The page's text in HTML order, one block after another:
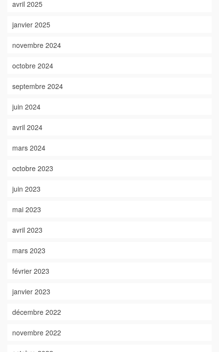
avril 2025
janvier 2025
novembre 2024
octobre 2024
septembre 2024
juin 2024
avril 2024
mars 2024
octobre 2023
juin 2023
mai 2023
avril 2023
mars 2023
février 2023
janvier 2023
décembre 2022
novembre 2022